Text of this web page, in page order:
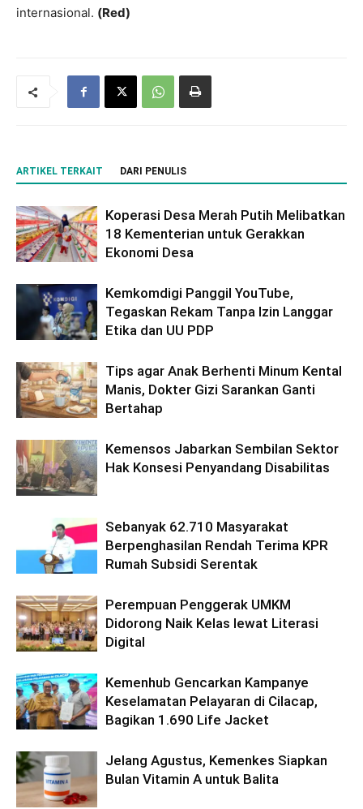
internasional. (Red)
ARTIKEL TERKAIT DARI PENULIS
Koperasi Desa Merah Putih Melibatkan
18 Kementerian untuk Gerakkan
Ekonomi Desa
Kemkomdigi Panggil YouTube,
Tegaskan Rekam Tanpa Izin Langgar
Etika dan UU PDP
Tips agar Anak Berhenti Minum Kental
Manis, Dokter Gizi Sarankan Ganti
Bertahap
Kemensos Jabarkan Sembilan Sektor
Hak Konsesi Penyandang Disabilitas
Sebanyak 62.710 Masyarakat
Berpenghasilan Rendah Terima KPR
Rumah Subsidi Serentak
Perempuan Penggerak UMKM
Didorong Naik Kelas lewat Literasi
Digital
Kemenhub Gencarkan Kampanye
Keselamatan Pelayaran di Cilacap,
Bagikan 1.690 Life Jacket
Jelang Agustus, Kemenkes Siapkan
Bulan Vitamin A untuk Balita